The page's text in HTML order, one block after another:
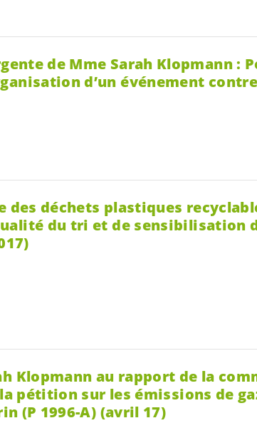
de Mme Sarah Klopmann :
d’un événement
déchets plastiques
du tri et de sensibilisation
Klopmann au rapport de la
pétition sur les émissions de
(P 1996-A) (avril 17)